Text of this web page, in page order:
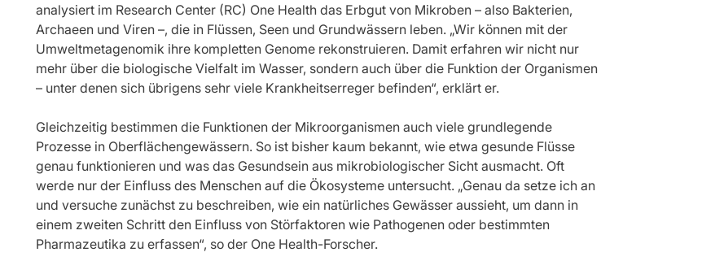
analysiert im Research Center (RC) One Health das Erbgut von Mikroben – also Bakterien,
Archaeen und Viren –, die in Flüssen, Seen und Grundwässern leben. „Wir können mit der
Umweltmetagenomik ihre kompletten Genome rekonstruieren. Damit erfahren wir nicht nur
mehr über die biologische Vielfalt im Wasser, sondern auch über die Funktion der Organismen
– unter denen sich übrigens sehr viele Krankheitserreger befinden“, erklärt er.
Gleichzeitig bestimmen die Funktionen der Mikroorganismen auch viele grundlegende
Prozesse in Oberflächengewässern. So ist bisher kaum bekannt, wie etwa gesunde Flüsse
genau funktionieren und was das Gesundsein aus mikrobiologischer Sicht ausmacht. Oft
werde nur der Einfluss des Menschen auf die Ökosysteme untersucht. „Genau da setze ich an
und versuche zunächst zu beschreiben, wie ein natürliches Gewässer aussieht, um dann in
einem zweiten Schritt den Einfluss von Störfaktoren wie Pathogenen oder bestimmten
Pharmazeutika zu erfassen“, so der One Health-Forscher.